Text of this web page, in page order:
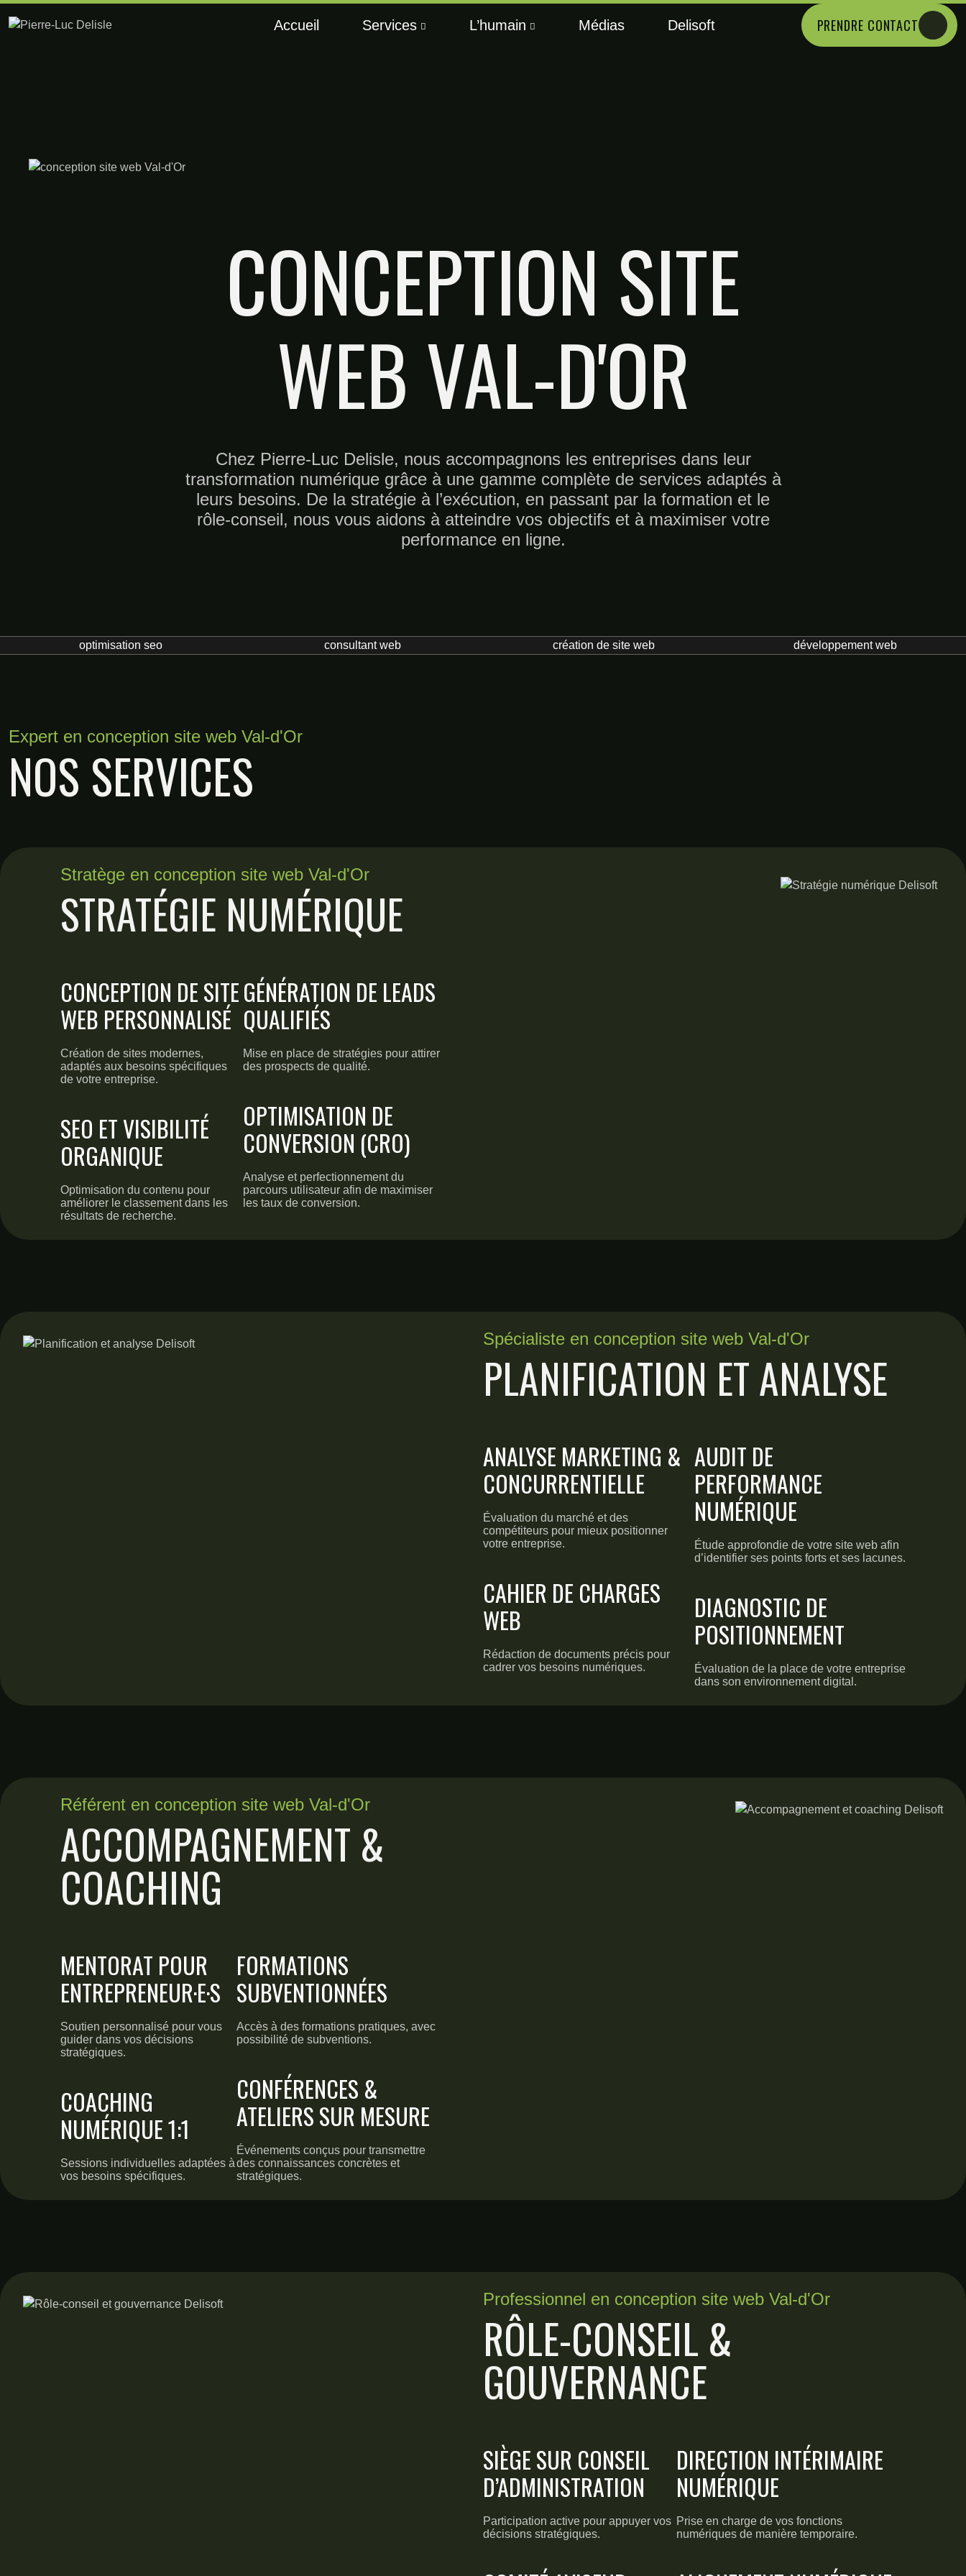
Accueil Services L’humain Médias Delisoft PRENDRE CONTACT
CONCEPTION SITE
WEB VAL-D'OR
Chez Pierre-Luc Delisle, nous accompagnons les entreprises dans leur
transformation numérique grâce à une gamme complète de services adaptés à
leurs besoins. De la stratégie à l’exécution, en passant par la formation et le
rôle-conseil, nous vous aidons à atteindre vos objectifs et à maximiser votre
performance en ligne.
optimisation seo consultant web création de site web développement web
Expert en conception site web Val-d'Or
NOS SERVICES
Stratège en conception site web Val-d'Or
STRATÉGIE NUMÉRIQUE
CONCEPTION DE SITE
WEB PERSONNALISÉ
Création de sites modernes,
adaptés aux besoins spécifiques
de votre entreprise.
SEO ET VISIBILITÉ
ORGANIQUE
Optimisation du contenu pour
améliorer le classement dans les
résultats de recherche.
GÉNÉRATION DE LEADS
QUALIFIÉS
Mise en place de stratégies pour attirer
des prospects de qualité.
OPTIMISATION DE
CONVERSION (CRO)
Analyse et perfectionnement du
parcours utilisateur afin de maximiser
les taux de conversion.
Spécialiste en conception site web Val-d'Or
PLANIFICATION ET ANALYSE
ANALYSE MARKETING &
CONCURRENTIELLE
Évaluation du marché et des
compétiteurs pour mieux positionner
votre entreprise.
CAHIER DE CHARGES
WEB
Rédaction de documents précis pour
cadrer vos besoins numériques.
AUDIT DE
PERFORMANCE
NUMÉRIQUE
Étude approfondie de votre site web afin
d’identifier ses points forts et ses lacunes.
DIAGNOSTIC DE
POSITIONNEMENT
Évaluation de la place de votre entreprise
dans son environnement digital.
Référent en conception site web Val-d'Or
ACCOMPAGNEMENT &
COACHING
MENTORAT POUR
ENTREPRENEUR·E·S
Soutien personnalisé pour vous
guider dans vos décisions
stratégiques.
COACHING
NUMÉRIQUE 1:1
Sessions individuelles adaptées à
vos besoins spécifiques.
FORMATIONS
SUBVENTIONNÉES
Accès à des formations pratiques, avec
possibilité de subventions.
CONFÉRENCES &
ATELIERS SUR MESURE
Événements conçus pour transmettre
des connaissances concrètes et
stratégiques.
Professionnel en conception site web Val-d'Or
RÔLE-CONSEIL &
GOUVERNANCE
SIÈGE SUR CONSEIL
D’ADMINISTRATION
Participation active pour appuyer vos
décisions stratégiques.
DIRECTION INTÉRIMAIRE
NUMÉRIQUE
Prise en charge de vos fonctions
numériques de manière temporaire.